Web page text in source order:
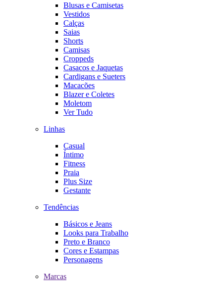
Blusas e Camisetas
Vestidos
Calças
Saias
Shorts
Camisas
Croppeds
Casacos e Jaquetas
Cardigans e Sueters
Macacões
Blazer e Coletes
Moletom
Ver Tudo
Linhas
Casual
Íntimo
Fitness
Praia
Plus Size
Gestante
Tendências
Básicos e Jeans
Looks para Trabalho
Preto e Branco
Cores e Estampas
Personagens
Marcas